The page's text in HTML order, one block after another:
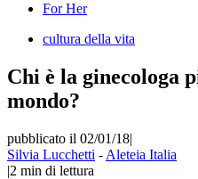
For Her
cultura della vita
Chi è la ginecologa
mondo?
pubblicato il 02/01/18|
Silvia Lucchetti - Aleteia Italia
|2 min di lettura